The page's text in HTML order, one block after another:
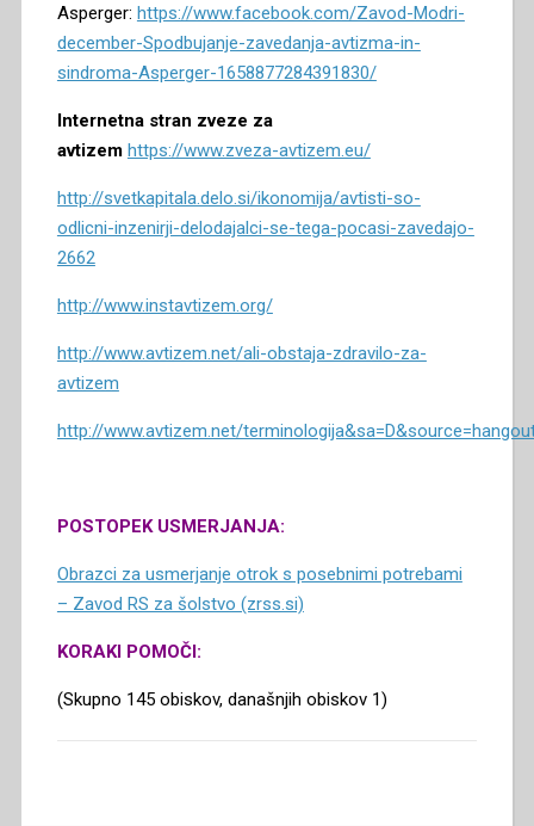
Asperger: https://www.facebook.com/Zavod-Modri-
december-Spodbujanje-zavedanja-avtizma-in-
sindroma-Asperger-1658877284391830/
Internetna stran zveze za
avtizem https://www.zveza-avtizem.eu/
http://svetkapitala.delo.si/ikonomija/avtisti-so-
odlicni-inzenirji-delodajalci-se-tega-pocasi-zavedajo-
2662
http://www.instavtizem.org/
http://www.avtizem.net/ali-obstaja-zdravilo-za-
avtizem
http://www.avtizem.net/
POSTOPEK USMERJANJA:
Obrazci za usmerjanje otrok s posebnimi potrebami
– Zavod RS za šolstvo (zrss.si)
KORAKI POMOČI:
(Skupno 145 obiskov, današnjih obiskov 1)